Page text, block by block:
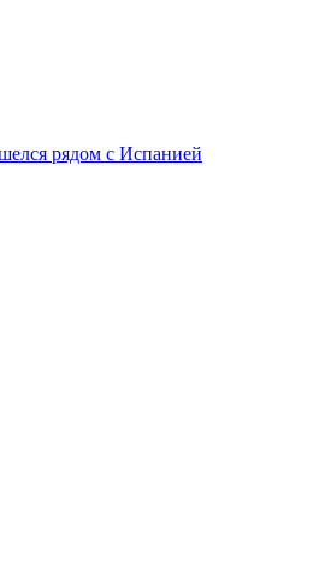
рядом с Испанией